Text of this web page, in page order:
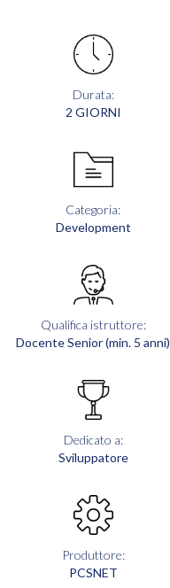
Durata:
2 GIORNI
Categoria:
Development
Qualifica istruttore:
Docente Senior (min. 5 anni)
Dedicato a:
Sviluppatore
Produttore:
PCSNET